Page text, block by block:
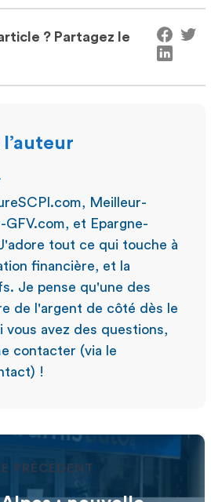
? Partagez le
Meilleur-
GFV.com, et Epargne-
tout ce qui touche à
financière, et la
Je pense qu'une des
de l'argent de côté dès le
vous avez des questions,
contacter (via le
!
PRÉCÉDENT